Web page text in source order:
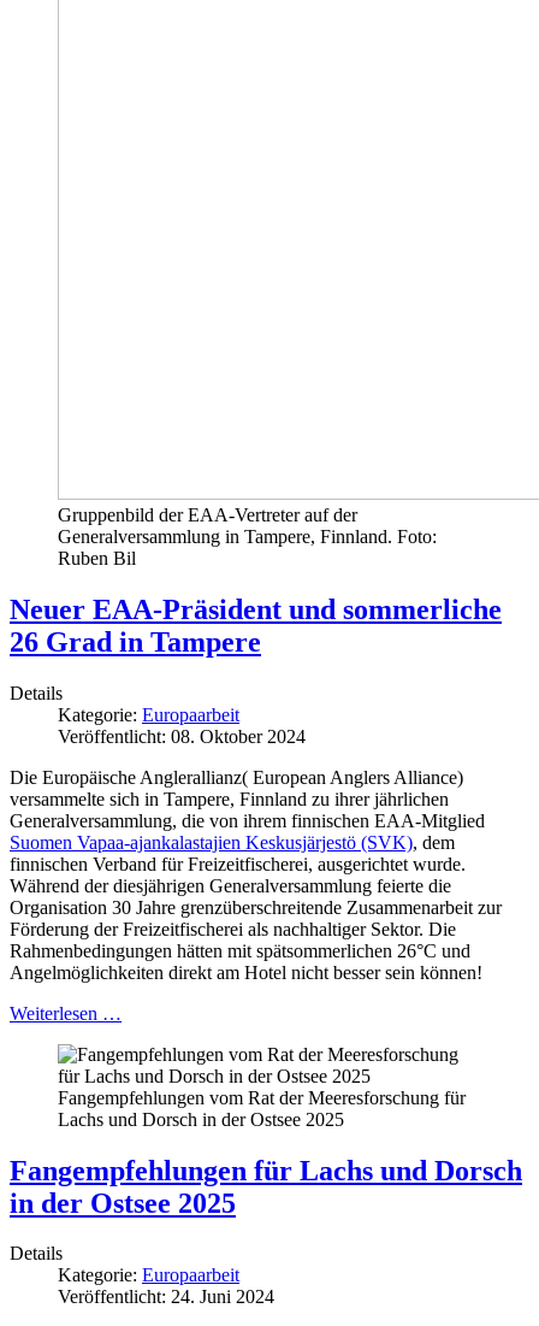
Gruppenbild der EAA-Vertreter auf der
Generalversammlung in Tampere, Finnland. Foto:
Ruben Bil
Neuer EAA-Präsident und sommerliche
26 Grad in Tampere
Details
Kategorie: Europaarbeit
Veröffentlicht: 08. Oktober 2024
Die Europäische Anglerallianz( European Anglers Alliance)
versammelte sich in Tampere, Finnland zu ihrer jährlichen
Generalversammlung, die von ihrem finnischen EAA-Mitglied
Suomen Vapaa-ajankalastajien Keskusjärjestö (SVK), dem
finnischen Verband für Freizeitfischerei, ausgerichtet wurde.
Während der diesjährigen Generalversammlung feierte die
Organisation 30 Jahre grenzüberschreitende Zusammenarbeit zur
Förderung der Freizeitfischerei als nachhaltiger Sektor. Die
Rahmenbedingungen hätten mit spätsommerlichen 26°C und
Angelmöglichkeiten direkt am Hotel nicht besser sein können!
Weiterlesen …
Fangempfehlungen vom Rat der Meeresforschung für
Lachs und Dorsch in der Ostsee 2025
Fangempfehlungen für Lachs und Dorsch
in der Ostsee 2025
Details
Kategorie: Europaarbeit
Veröffentlicht: 24. Juni 2024